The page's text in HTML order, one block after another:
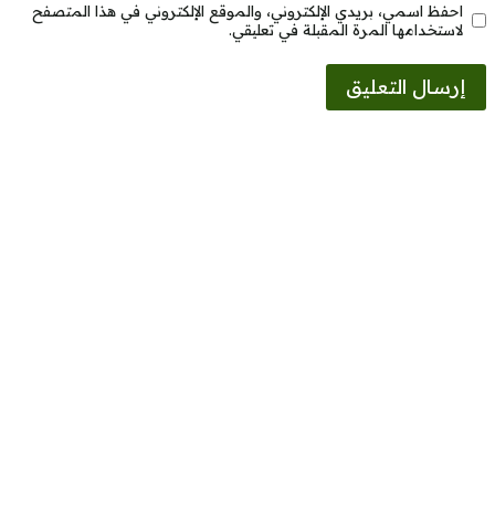
احفظ اسمي، بريدي الإلكتروني، والموقع الإلكتروني في هذا المتصفح
لاستخدامها المرة المقبلة في تعليقي.